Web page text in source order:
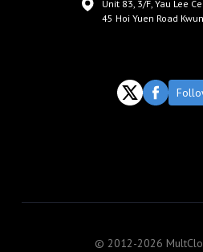
Unit 83, 3/F, Yau Lee
45 Hoi Yuen Road
© 2012-2026